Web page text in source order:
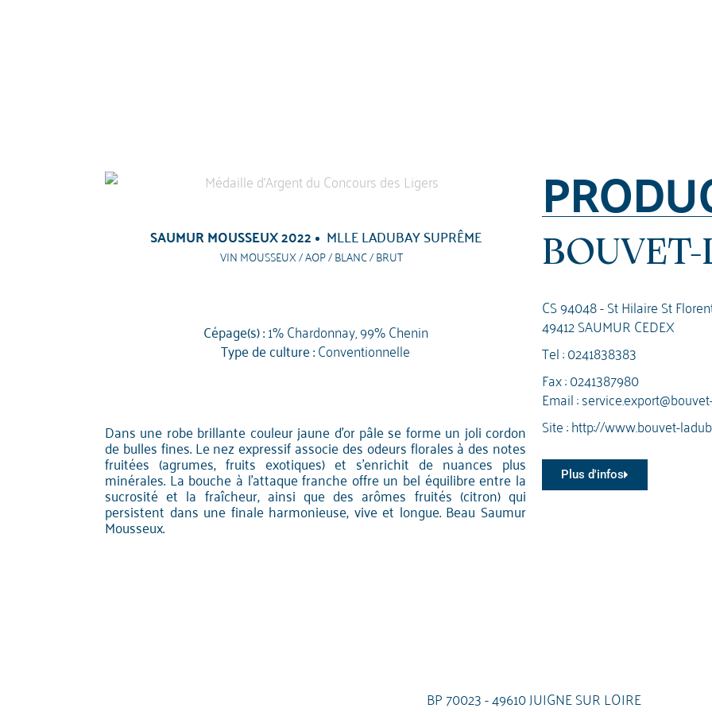
SAUMUR MOUSSEUX 2022 MLLE LADUBAY SUPRÊME
VIN MOUSSEUX / AOP / BLANC / BRUT
Cépage(s) :1% Chardonnay, 99% Chenin
Type de culture :Conventionnelle
Dans une robe brillante couleur jaune d'or pâle se forme un joli cordon
de bulles fines. Le nez expressif associe des odeurs florales à des notes
fruitées (agrumes, fruits exotiques) et s'enrichit de nuances plus
minérales. La bouche à l'attaque franche offre un bel équilibre entre la
sucrosité et la fraîcheur, ainsi que des arômes fruités (citron) qui
persistent dans une finale harmonieuse, vive et longue. Beau Saumur
Mousseux.
BOUVET-
CS 94048 - St Hilaire St
49412 SAUMUR CEDEX
Tel :0241838383
Fax : 0241387980
Email :
Site :http://www.bouvet-
Plus d'infos
BP 70023 - 49610 JUIGNE SUR LOIRE